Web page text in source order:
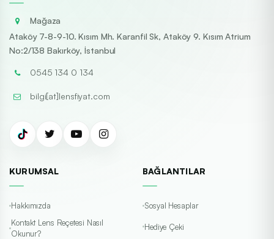
Mağaza
Ataköy 7-8-9-10. Kısım Mh. Karanfil Sk, Ataköy 9. Kısım Atrium
No:2/138 Bakırköy, İstanbul
0545 134 0 134
bilgi[at]lensfiyat.com
KURUMSAL
Hakkımızda
Kontakt Lens Reçetesi Nasıl
Okunur?
BAĞLANTILAR
Sosyal Hesaplar
Hediye Çeki